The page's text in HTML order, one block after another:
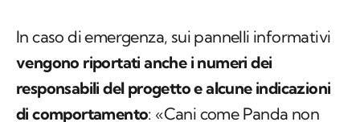
In caso di emergenza, sui pannelli informativi
vengono riportati anche i numeri dei
responsabili del progetto e alcune indicazioni
di comportamento: «Cani come Panda non